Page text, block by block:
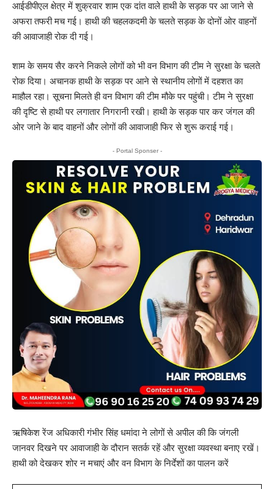
आईडीपीएल क्षेत्र में शुक्रवार शाम एक दांत वाले हाथी के सड़क पर आ जाने से
अफरा तफरी मच गई। हाथी की चहलकदमी के चलते सड़क के दोनों ओर वाहनों
की आवाजाही रोक दी गई।
शाम के समय सैर करने निकले लोगों को भी वन विभाग की टीम ने सुरक्षा के चलते
रोक दिया। अचानक हाथी के सड़क पर आने से स्थानीय लोगों में दहशत का
माहौल रहा। सूचना मिलते ही वन विभाग की टीम मौके पर पहुंची। टीम ने सुरक्षा
की दृष्टि से हाथी पर लगातार निगरानी रखी। हाथी के सड़क पार कर जंगल की
ओर जाने के बाद वाहनों और लोगों की आवाजाही फिर से शुरू कराई गई।
- Portal Sponser -
ऋषिकेश रेंज अधिकारी गंभीर सिंह धमांदा ने लोगों से अपील की कि जंगली
जानवर दिखने पर आवाजाही के दौरान सतर्क रहें और सुरक्षा व्यवस्था बनाए रखें।
हाथी को देखकर शोर न मचाएं और वन विभाग के निर्देशों का पालन करें